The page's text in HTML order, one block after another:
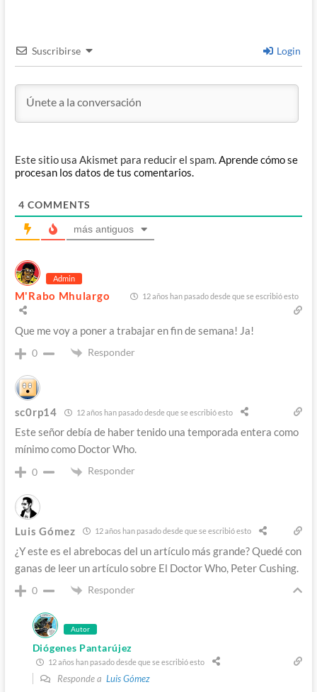
Suscribirse Login
Este sitio usa Akismet para reducir el spam.Aprende cómo se
procesan los datos de tus comentarios.
4 COMMENTS
más antiguos
Admin
M'Rabo Mhulargo 12 años han pasado desde que se escribió esto
Que me voy a poner a trabajar en fin de semana! Ja!
0 Responder
sc0rp14 12 años han pasado desde que se escribió esto
Este señor debía de haber tenido una temporada entera como
mínimo como Doctor Who.
0 Responder
Luis Gómez 12 años han pasado desde que se escribió esto
¿Y este es el abrebocas del un artículo más grande? Quedé con
ganas de leer un artículo sobre El Doctor Who, Peter Cushing.
0 Responder
Autor
Diógenes Pantarújez
12 años han pasado desde que se escribió esto
Responde a Luis Gómez